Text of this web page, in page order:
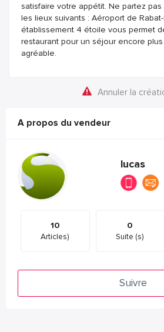
satisfaire votre appétit. Ne partez
les lieux suivants : Aéroport de
établissement 4 étoile vous permet
restaurant pour un séjour encore
agréable.
Annuler la
A propos du vendeur
lucas
10
Articles)
0
Suite (s)
Suivre